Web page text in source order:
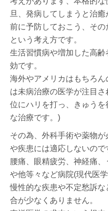
旦、発病してしまうと治
前に予防しておこう、そ
という考え方です。
生活習慣病や増加した高
効です。
海外やアメリカはもちろ
は未病治療の医学が注目
位にハリを打っ、きゅう
な治療です。)
その為、外科手術や薬物
や疾患には適応しないので
腰痛、眼精疲労、神経痛
や他等々など病院(現代医
慢性的な疾患や不定愁訴
合が少なくありません。